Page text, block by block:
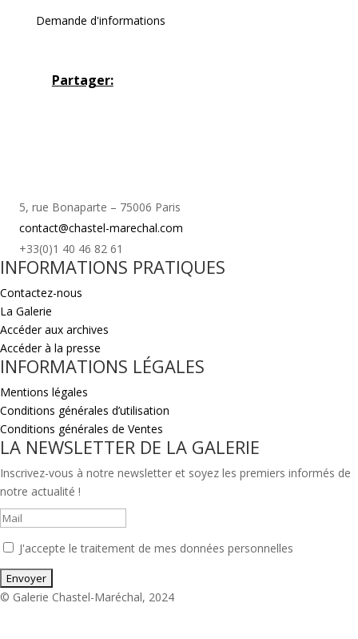
Demande d'informations
Partager:
5, rue Bonaparte – 75006 Paris
contact@chastel-marechal.com
+33(0)1 40 46 82 61
INFORMATIONS PRATIQUES
Contactez-nous
La Galerie
Accéder aux archives
Accéder à la presse
INFORMATIONS LÉGALES
Mentions légales
Conditions générales d’utilisation
Conditions générales de Ventes
LA NEWSLETTER DE LA GALERIE
Inscrivez-vous à notre newsletter et soyez les premiers informés de
notre actualité !
J'accepte le traitement de mes données personnelles
© Galerie Chastel-Maréchal, 2024